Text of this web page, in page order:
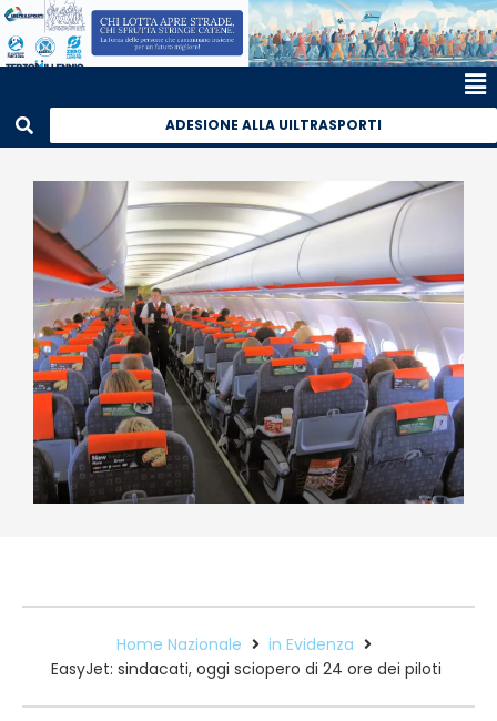
ADESIONE ALLA UILTRASPORTI
Home Nazionale
in Evidenza
EasyJet: sindacati, oggi sciopero di 24 ore dei piloti